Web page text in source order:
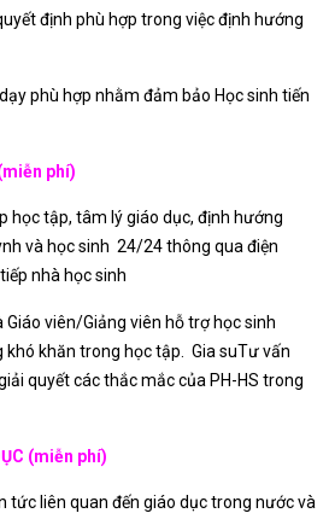
định phù hợp trong việc định hướng
phù hợp nhằm đảm bảo Học sinh tiến
phí)
học tập, tâm lý giáo dục, định hướng
và học sinh 24/24 thông qua điện
nhà học sinh
Giáo viên/Giảng viên hỗ trợ học sinh
khăn trong học tập. Gia suTư vấn
quyết các thắc mắc của PH-HS trong
(miễn phí)
tức liên quan đến giáo dục trong nước và